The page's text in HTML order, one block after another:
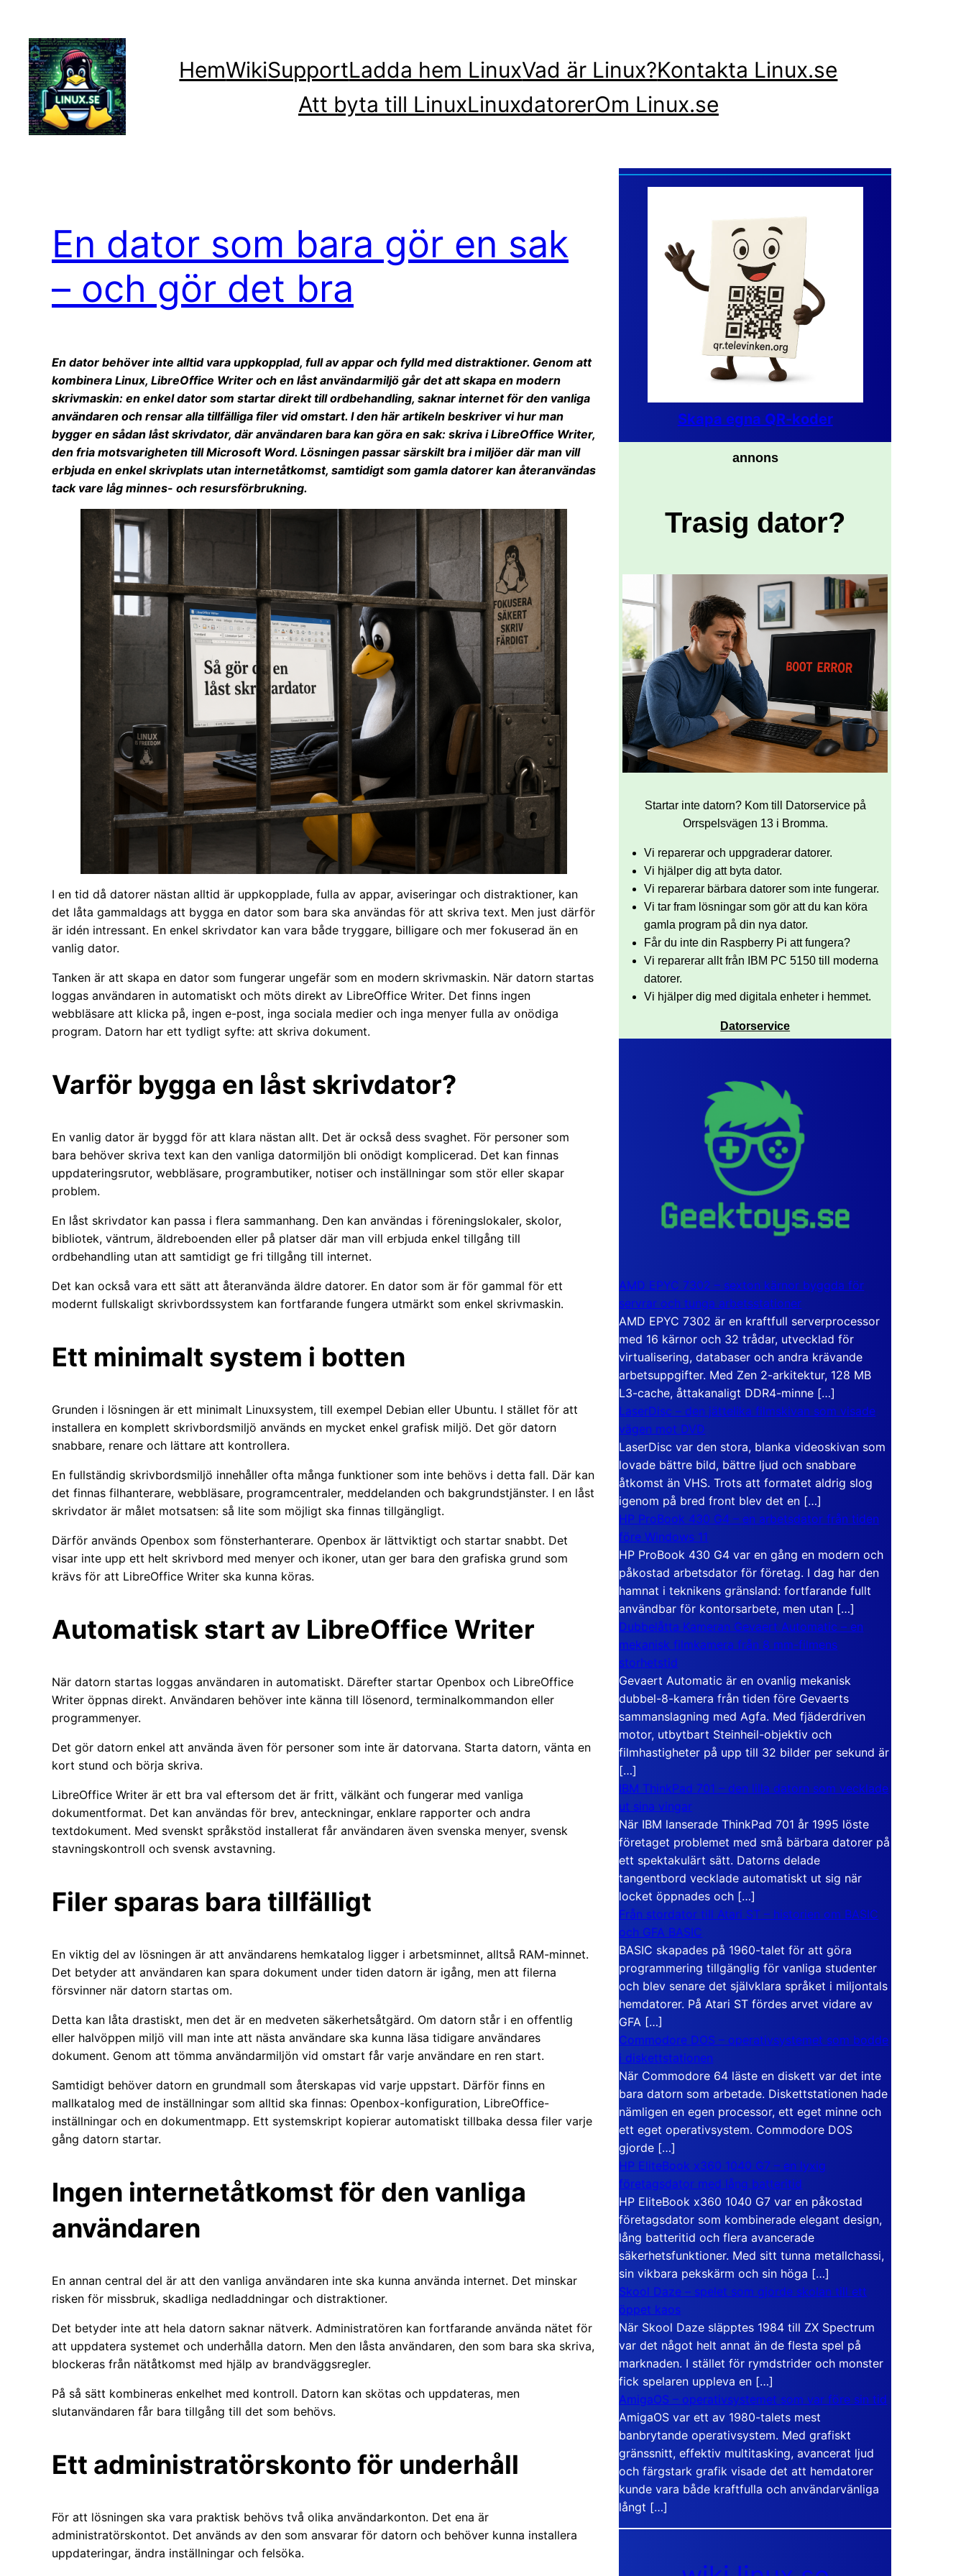
innehåll
HemWikiSupportLadda hem LinuxVad är Linux?Kontakta Linux.se
Att byta till LinuxLinuxdatorerOm Linux.se
En dator som bara gör en sak
– och gör det bra
En dator behöver inte alltid vara uppkopplad, full av appar och fylld med distraktioner. Genom att
kombinera Linux, LibreOffice Writer och en låst användarmiljö går det att skapa en modern
skrivmaskin: en enkel dator som startar direkt till ordbehandling, saknar internet för den vanliga
användaren och rensar alla tillfälliga filer vid omstart. I den här artikeln beskriver vi hur man
bygger en sådan låst skrivdator, där användaren bara kan göra en sak: skriva i LibreOffice Writer,
den fria motsvarigheten till Microsoft Word. Lösningen passar särskilt bra i miljöer där man vill
erbjuda en enkel skrivplats utan internetåtkomst, samtidigt som gamla datorer kan återanvändas
tack vare låg minnes- och resursförbrukning.
I en tid då datorer nästan alltid är uppkopplade, fulla av appar, aviseringar och distraktioner, kan
det låta gammaldags att bygga en dator som bara ska användas för att skriva text. Men just därför
är idén intressant. En enkel skrivdator kan vara både tryggare, billigare och mer fokuserad än en
vanlig dator.
Tanken är att skapa en dator som fungerar ungefär som en modern skrivmaskin. När datorn startas
loggas användaren in automatiskt och möts direkt av LibreOffice Writer. Det finns ingen
webbläsare att klicka på, ingen e-post, inga sociala medier och inga menyer fulla av onödiga
program. Datorn har ett tydligt syfte: att skriva dokument.
Varför bygga en låst skrivdator?
En vanlig dator är byggd för att klara nästan allt. Det är också dess svaghet. För personer som
bara behöver skriva text kan den vanliga datormiljön bli onödigt komplicerad. Det kan finnas
uppdateringsrutor, webbläsare, programbutiker, notiser och inställningar som stör eller skapar
problem.
En låst skrivdator kan passa i flera sammanhang. Den kan användas i föreningslokaler, skolor,
bibliotek, väntrum, äldreboenden eller på platser där man vill erbjuda enkel tillgång till
ordbehandling utan att samtidigt ge fri tillgång till internet.
Det kan också vara ett sätt att återanvända äldre datorer. En dator som är för gammal för ett
modernt fullskaligt skrivbordssystem kan fortfarande fungera utmärkt som enkel skrivmaskin.
Ett minimalt system i botten
Grunden i lösningen är ett minimalt Linuxsystem, till exempel Debian eller Ubuntu. I stället för att
installera en komplett skrivbordsmiljö används en mycket enkel grafisk miljö. Det gör datorn
snabbare, renare och lättare att kontrollera.
En fullständig skrivbordsmiljö innehåller ofta många funktioner som inte behövs i detta fall. Där kan
det finnas filhanterare, webbläsare, programcentraler, meddelanden och bakgrundstjänster. I en låst
skrivdator är målet motsatsen: så lite som möjligt ska finnas tillgängligt.
Därför används Openbox som fönsterhanterare. Openbox är lättviktigt och startar snabbt. Det
visar inte upp ett helt skrivbord med menyer och ikoner, utan ger bara den grafiska grund som
krävs för att LibreOffice Writer ska kunna köras.
Automatisk start av LibreOffice Writer
När datorn startas loggas användaren in automatiskt. Därefter startar Openbox och LibreOffice
Writer öppnas direkt. Användaren behöver inte känna till lösenord, terminalkommandon eller
programmenyer.
Det gör datorn enkel att använda även för personer som inte är datorvana. Starta datorn, vänta en
kort stund och börja skriva.
LibreOffice Writer är ett bra val eftersom det är fritt, välkänt och fungerar med vanliga
dokumentformat. Det kan användas för brev, anteckningar, enklare rapporter och andra
textdokument. Med svenskt språkstöd installerat får användaren även svenska menyer, svensk
stavningskontroll och svensk avstavning.
Filer sparas bara tillfälligt
En viktig del av lösningen är att användarens hemkatalog ligger i arbetsminnet, alltså RAM-minnet.
Det betyder att användaren kan spara dokument under tiden datorn är igång, men att filerna
försvinner när datorn startas om.
Detta kan låta drastiskt, men det är en medveten säkerhetsåtgärd. Om datorn står i en offentlig
eller halvöppen miljö vill man inte att nästa användare ska kunna läsa tidigare användares
dokument. Genom att tömma användarmiljön vid omstart får varje användare en ren start.
Samtidigt behöver datorn en grundmall som återskapas vid varje uppstart. Därför finns en
mallkatalog med de inställningar som alltid ska finnas: Openbox-konfiguration, LibreOffice-
inställningar och en dokumentmapp. Ett systemskript kopierar automatiskt tillbaka dessa filer varje
gång datorn startar.
Ingen internetåtkomst för den vanliga
användaren
En annan central del är att den vanliga användaren inte ska kunna använda internet. Det minskar
risken för missbruk, skadliga nedladdningar och distraktioner.
Det betyder inte att hela datorn saknar nätverk. Administratören kan fortfarande använda nätet för
att uppdatera systemet och underhålla datorn. Men den låsta användaren, den som bara ska skriva,
blockeras från nätåtkomst med hjälp av brandväggsregler.
På så sätt kombineras enkelhet med kontroll. Datorn kan skötas och uppdateras, men
slutanvändaren får bara tillgång till det som behövs.
Ett administratörskonto för underhåll
För att lösningen ska vara praktisk behövs två olika användarkonton. Det ena är
administratörskontot. Det används av den som ansvarar för datorn och behöver kunna installera
uppdateringar, ändra inställningar och felsöka.
Skapa egna QR-koder
annons
Trasig dator?
Startar inte datorn? Kom till Datorservice på
Orrspelsvägen 13 i Bromma.
Vi reparerar och uppgraderar datorer.
Vi hjälper dig att byta dator.
Vi reparerar bärbara datorer som inte fungerar.
Vi tar fram lösningar som gör att du kan köra
gamla program på din nya dator.
Får du inte din Raspberry Pi att fungera?
Vi reparerar allt från IBM PC 5150 till moderna
datorer.
Vi hjälper dig med digitala enheter i hemmet.
Datorservice
AMD EPYC 7302 – sexton kärnor byggda för
servrar och tunga arbetsstationer
AMD EPYC 7302 är en kraftfull serverprocessor
med 16 kärnor och 32 trådar, utvecklad för
virtualisering, databaser och andra krävande
arbetsuppgifter. Med Zen 2-arkitektur, 128 MB
L3-cache, åttakanaligt DDR4-minne […]
LaserDisc – den jättelika filmskivan som visade
vägen mot DVD
LaserDisc var den stora, blanka videoskivan som
lovade bättre bild, bättre ljud och snabbare
åtkomst än VHS. Trots att formatet aldrig slog
igenom på bred front blev det en […]
HP ProBook 430 G4 – en arbetsdator från tiden
före Windows 11
HP ProBook 430 G4 var en gång en modern och
påkostad arbetsdator för företag. I dag har den
hamnat i teknikens gränsland: fortfarande fullt
användbar för kontorsarbete, men utan […]
Dubbelåtta Kameran Gevaert Automatic – en
mekanisk filmkamera från 8 mm-filmens
storhetstid
Gevaert Automatic är en ovanlig mekanisk
dubbel-8-kamera från tiden före Gevaerts
sammanslagning med Agfa. Med fjäderdriven
motor, utbytbart Steinheil-objektiv och
filmhastigheter på upp till 32 bilder per sekund är
[…]
IBM ThinkPad 701 – den lilla datorn som vecklade
ut sina vingar
När IBM lanserade ThinkPad 701 år 1995 löste
företaget problemet med små bärbara datorer på
ett spektakulärt sätt. Datorns delade
tangentbord vecklade automatiskt ut sig när
locket öppnades och […]
Från stordator till Atari ST – historien om BASIC
och GFA BASIC
BASIC skapades på 1960-talet för att göra
programmering tillgänglig för vanliga studenter
och blev senare det självklara språket i miljontals
hemdatorer. På Atari ST fördes arvet vidare av
GFA […]
Commodore DOS – operativsystemet som bodde
i diskettstationen
När Commodore 64 läste en diskett var det inte
bara datorn som arbetade. Diskettstationen hade
nämligen en egen processor, ett eget minne och
ett eget operativsystem. Commodore DOS
gjorde […]
HP EliteBook x360 1040 G7 – en lyxig
företagsdator med lång batteritid
HP EliteBook x360 1040 G7 var en påkostad
företagsdator som kombinerade elegant design,
lång batteritid och flera avancerade
säkerhetsfunktioner. Med sitt tunna metallchassi,
sin vikbara pekskärm och sin höga […]
Skool Daze – spelet som gjorde skolan till ett
öppet kaos
När Skool Daze släpptes 1984 till ZX Spectrum
var det något helt annat än de flesta spel på
marknaden. I stället för rymdstrider och monster
fick spelaren uppleva en […]
AmigaOS – operativsystemet som var före sin tid
AmigaOS var ett av 1980-talets mest
banbrytande operativsystem. Med grafiskt
gränssnitt, effektiv multitasking, avancerat ljud
och färgstark grafik visade det att hemdatorer
kunde vara både kraftfulla och användarvänliga
långt […]